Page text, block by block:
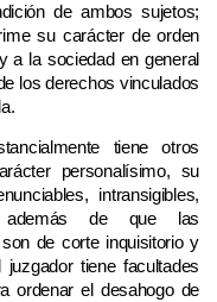
de ambos sujetos;
su carácter de orden
a la sociedad en general
los derechos vinculados
tiene otros
personalísimo, su
intransigibles,
además de que las
de corte inquisitorio y
tiene facultades
ordenar el desahogo de